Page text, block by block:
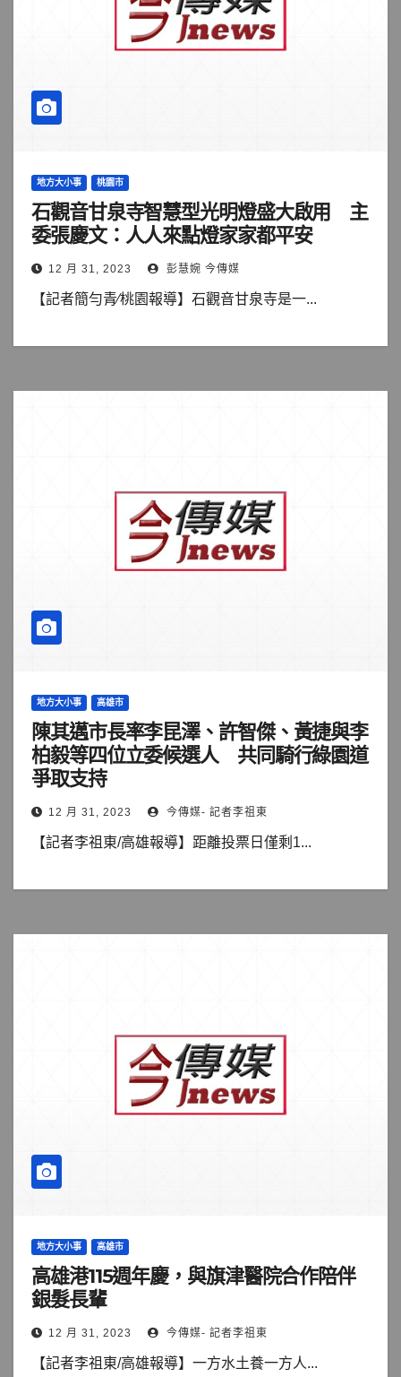
地方大小事 桃園市
石觀音甘泉寺智慧型光明燈盛大啟用 主
委張慶文：人人來點燈家家都平安
12 月 31, 2023 彭慧婉 今傳媒
【記者簡勻青∕桃園報導】石觀音甘泉寺是一...
地方大小事 高雄市
陳其邁市長率李昆澤、許智傑、黃捷與李
柏毅等四位立委候選人 共同騎行綠園道
爭取支持
12 月 31, 2023 今傳媒- 記者李祖東
【記者李祖東/高雄報導】距離投票日僅剩1...
地方大小事 高雄市
高雄港115週年慶，與旗津醫院合作陪伴
銀髮長輩
12 月 31, 2023 今傳媒- 記者李祖東
【記者李祖東/高雄報導】一方水土養一方人...